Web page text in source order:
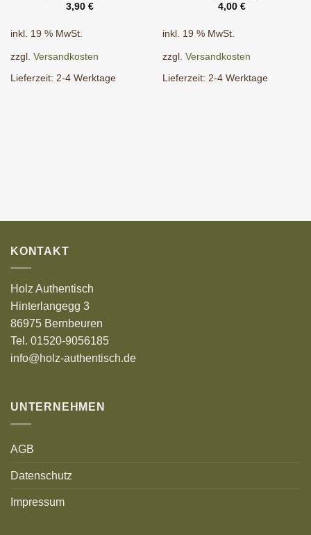
3,90 €
inkl. 19 % MwSt.
zzgl. Versandkosten
Lieferzeit: 2-4 Werktage
4,00 €
inkl. 19 % MwSt.
zzgl. Versandkosten
Lieferzeit: 2-4 Werktage
KONTAKT
Holz Authentisch
Hinterlangegg 3
86975 Bernbeuren
Tel. 01520-9056185
info@holz-authentisch.de
UNTERNEHMEN
AGB
Datenschutz
Impressum